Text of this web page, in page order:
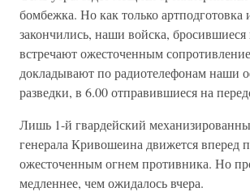
бомбежка. Но как только артподготовка
закончились, наши войска, бросившиеся
встречают ожесточенным
докладывают по радиотелефонам наши
разведки, в 6.00 отправившиеся на
Лишь 1-й гвардейский
генерала Кривошеина движется вперед
ожесточенным огнем противника. Но
медленнее, чем ожидалось вчера.